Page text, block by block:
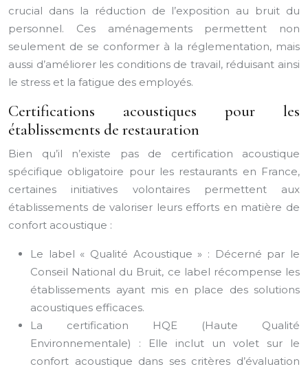
crucial dans la réduction de l’exposition au bruit du
personnel. Ces aménagements permettent non
seulement de se conformer à la réglementation, mais
aussi d’améliorer les conditions de travail, réduisant ainsi
le stress et la fatigue des employés.
Certifications acoustiques pour les
établissements de restauration
Bien qu’il n’existe pas de certification acoustique
spécifique obligatoire pour les restaurants en France,
certaines initiatives volontaires permettent aux
établissements de valoriser leurs efforts en matière de
confort acoustique :
Le label « Qualité Acoustique » : Décerné par le
Conseil National du Bruit, ce label récompense les
établissements ayant mis en place des solutions
acoustiques efficaces.
La certification HQE (Haute Qualité
Environnementale) : Elle inclut un volet sur le
confort acoustique dans ses critères d’évaluation